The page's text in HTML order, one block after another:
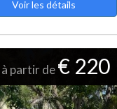
Voir les détails
partir de€ 220